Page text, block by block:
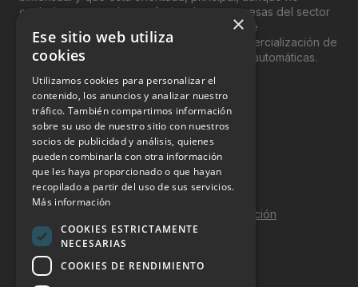
exclusivamente, a los profesionales y empresas del sector
del “Vending”; nombre con el que se conoce
genéricamente entre profesionales a la comercialización de
productos y servicios a través de máquinas automáticas.
INFORMACIÓN LEGAL
Aviso Legal
Política de Privacidad
Política de Cookies
Política de calidad y seguridad de la información
Contacto
×
Ese sitio web utiliza
cookies
Utilizamos cookies para personalizar el
contenido, los anuncios y analizar nuestro
tráfico. También compartimos información
sobre su uso de nuestro sitio con nuestros
socios de publicidad y análisis, quienes
pueden combinarla con otra información
que les haya proporcionado o que hayan
recopilado a partir del uso de sus servicios.
Más información
COOKIES ESTRICTAMENTE
NECESARIAS
COOKIES DE RENDIMIENTO